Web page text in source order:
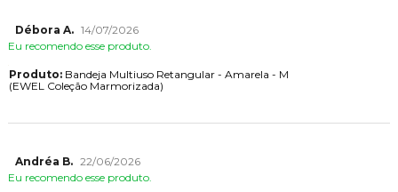
Débora A. 14/07/2026
Eu recomendo esse produto.
Produto:Bandeja Multiuso Retangular - Amarela - M
(EWEL Coleção Marmorizada)
Andréa B. 22/06/2026
Eu recomendo esse produto.